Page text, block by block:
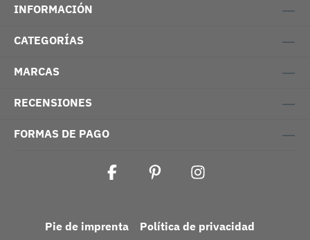
INFORMACIÓN
CATEGORÍAS
MARCAS
RECENSIONES
FORMAS DE PAGO
Pie de imprenta Política de privacidad